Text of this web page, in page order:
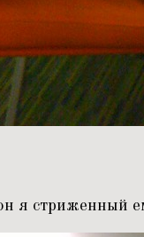
я стриженный